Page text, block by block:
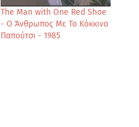
The Man with One Red Shoe
- Ο Άνθρωπος Με Το Κόκκινο
Παπούτσι - 1985